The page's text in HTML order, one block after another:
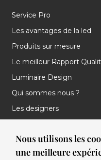
Nous utilisons les
une meilleure
Service Pro
Les avantages de la led
Produits sur mesure
Le meilleur Rapport
Luminaire Design
Qui sommes nous ?
Les designers
Nos réalisations
Nos Clients